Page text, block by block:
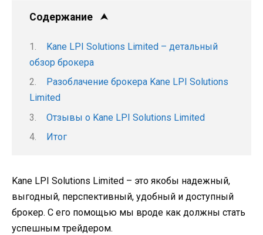
Содержание
Kane LPI Solutions Limited – детальный
обзор брокера
Разоблачение брокера Kane LPI Solutions
Limited
Отзывы о Kane LPI Solutions Limited
Итог
Kane LPI Solutions Limited – это якобы надежный,
выгодный, перспективный, удобный и доступный
брокер. С его помощью мы вроде как должны стать
успешным трейдером.